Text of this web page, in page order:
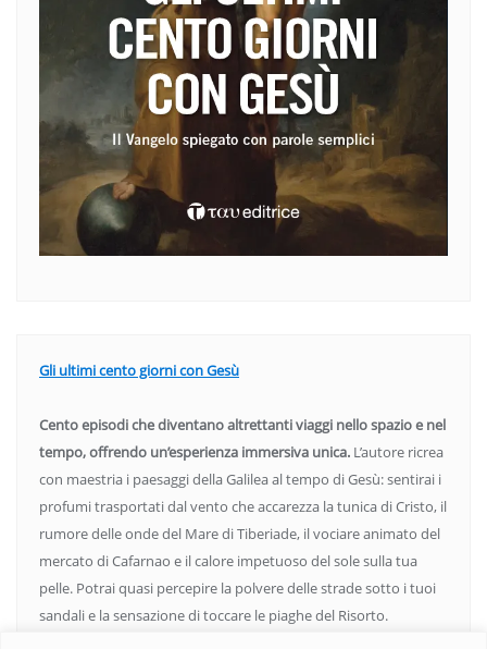
Gli ultimi cento giorni con Gesù
Cento episodi che diventano altrettanti viaggi nello spazio e nel
tempo, offrendo un’esperienza immersiva unica. L’autore ricrea
con maestria i paesaggi della Galilea al tempo di Gesù: sentirai i
profumi trasportati dal vento che accarezza la tunica di Cristo, il
rumore delle onde del Mare di Tiberiade, il vociare animato del
mercato di Cafarnao e il calore impetuoso del sole sulla tua
pelle. Potrai quasi percepire la polvere delle strade sotto i tuoi
sandali e la sensazione di toccare le piaghe del Risorto.